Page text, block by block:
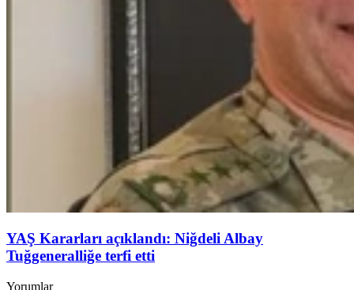
YAŞ Kararları açıklandı: Niğdeli Albay
Tuğgeneralliğe terfi etti
Yorumlar